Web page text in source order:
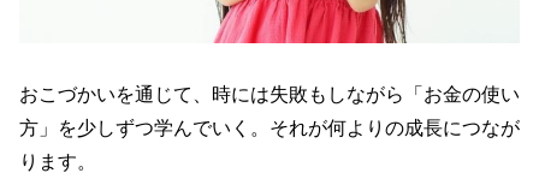
おこづかいを通じて、時には失敗もしながら「お金の使い
方」を少しずつ学んでいく。それが何よりの成長につなが
ります。